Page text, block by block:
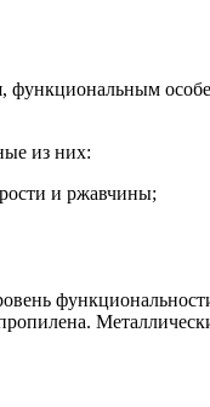
функциональным
из них:
и ржавчины;